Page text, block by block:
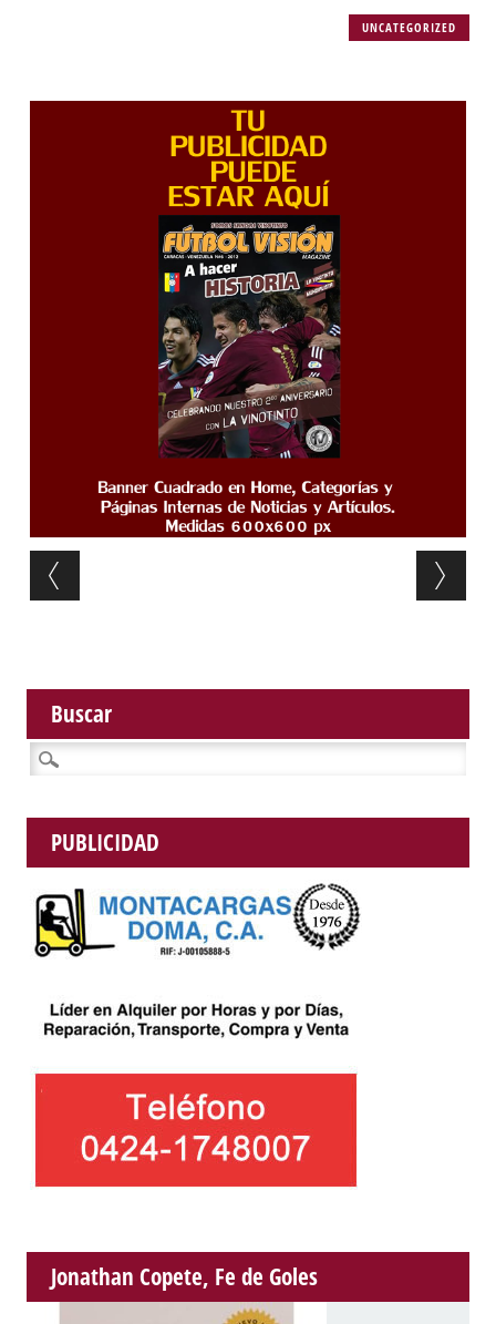
UNCATEGORIZED
Post navigation
Buscar
Buscar:
PUBLICIDAD
Jonathan Copete, Fe de Goles